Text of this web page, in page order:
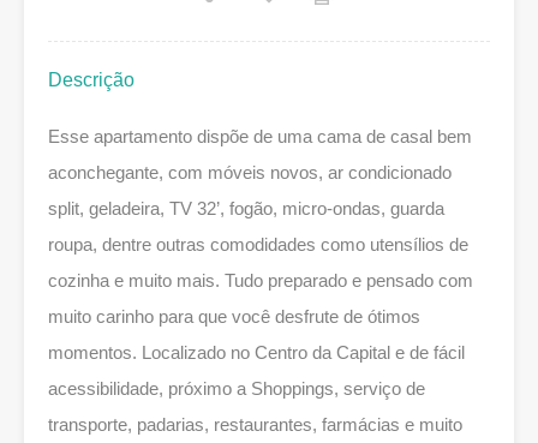
Descrição
Esse apartamento dispõe de uma cama de casal bem
aconchegante, com móveis novos, ar condicionado
split, geladeira, TV 32’, fogão, micro-ondas, guarda
roupa, dentre outras comodidades como utensílios de
cozinha e muito mais. Tudo preparado e pensado com
muito carinho para que você desfrute de ótimos
momentos. Localizado no Centro da Capital e de fácil
acessibilidade, próximo a Shoppings, serviço de
transporte, padarias, restaurantes, farmácias e muito